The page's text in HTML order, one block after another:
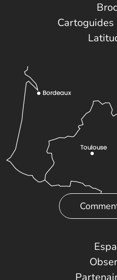
Cartoguides